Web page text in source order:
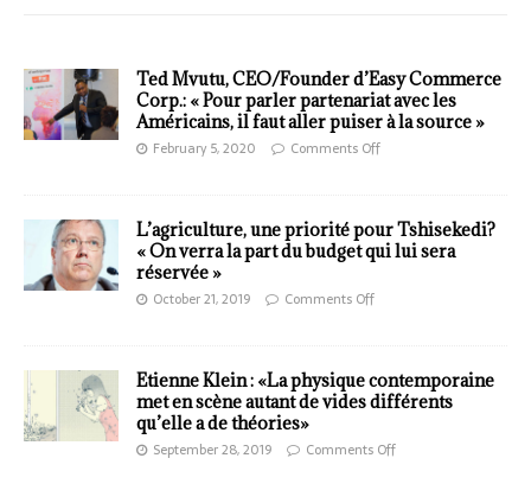
Ted Mvutu, CEO/Founder d’Easy Commerce
Corp.: « Pour parler partenariat avec les
Américains, il faut aller puiser à la source »
February 5, 2020 Comments Off
L’agriculture, une priorité pour Tshisekedi?
« On verra la part du budget qui lui sera
réservée »
October 21, 2019 Comments Off
Etienne Klein : «La physique contemporaine
met en scène autant de vides différents
qu’elle a de théories»
September 28, 2019 Comments Off